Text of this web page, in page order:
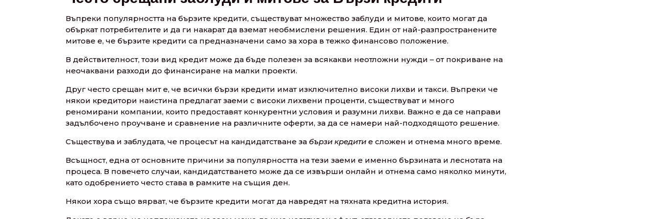
Въпреки популярността на бързите кредити, съществуват множество заблуди и митове, които могат да
объркат потребителите и да ги накарат да вземат необмислени решения. Един от най-разпространените
митове е, че бързите кредити са предназначени само за хора в тежко финансово положение.
В действителност, този вид кредит може да бъде полезен за всякакви неотложни нужди – от покриване на
неочаквани разходи до финансиране на малки проекти.
Друг често срещан мит е, че всички бързи кредити имат изключително високи лихви и такси. Въпреки че
някои кредитори наистина предлагат заеми с високи лихвени проценти, съществуват и много
реномирани компании, които предоставят конкурентни условия и разумни лихви. Важно е да се направи
задълбочено проучване и сравнение на различните оферти, за да се намери най-подходящото решение.
Съществува и заблудата, че процесът на кандидатстване за бързи кредити е сложен и отнема много време.
Всъщност, една от основните причини за популярността на тези заеми е именно бързината и леснотата на
процеса. В повечето случаи, кандидатстването може да се извърши онлайн и отнема само няколко минути,
като одобрението често става в рамките на същия ден.
Някои хора също вярват, че бързите кредити могат да навредят на тяхната кредитна история.